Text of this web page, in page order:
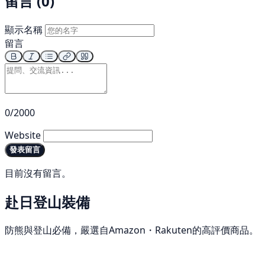
顯示名稱
留言
0/2000
Website
發表留言
目前沒有留言。
赴日登山裝備
防熊與登山必備，嚴選自Amazon・Rakuten的高評價商品。